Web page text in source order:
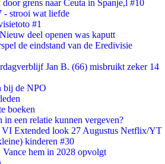
grens naar Ceuta in Spanje,l #10
- strooi wat liefde
#1
deel openen was kaputt
de eindstand van de Eredivisie
Jan B. (66) misbruikt zeker 14
bij de NPO
boeken
in een relatie kunnen vergeven?
Extended look 27 Augustus Netflix/YT
kinderen #30
hem in 2028 opvolgt